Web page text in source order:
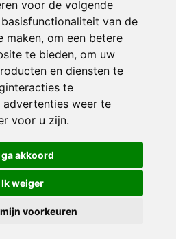
voor de volgende
van de
maken, om een betere
te bieden, om uw
en diensten te
te
advertenties weer te
voor u zijn.
ga akkoord
Ik weiger
voorkeuren
| Alle rechten voorbehouden
Klachtenregeling|RSIN en Anbi
voorkeuren
The MindOffice